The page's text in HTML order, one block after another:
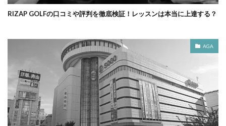
RIZAP GOLFの口コミや評判を徹底検証！レッスンは本当に上達する？
AGA